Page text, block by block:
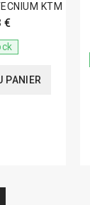
KTM
€
PANIER